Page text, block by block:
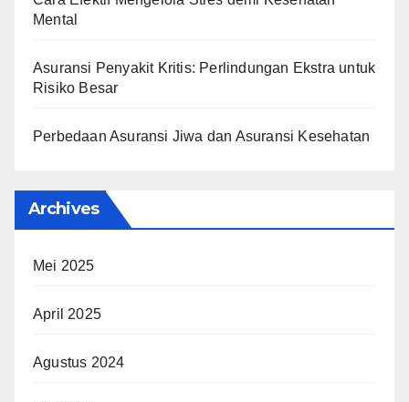
Mental
Asuransi Penyakit Kritis: Perlindungan Ekstra untuk
Risiko Besar
Perbedaan Asuransi Jiwa dan Asuransi Kesehatan
Archives
Mei 2025
April 2025
Agustus 2024